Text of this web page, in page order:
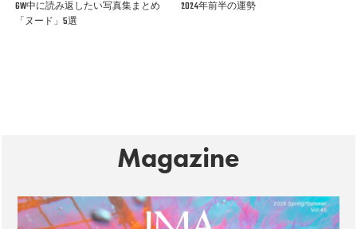
GW中に読み返したい写真集まとめ
「ヌード」5選
2024年前半の運勢
Magazine